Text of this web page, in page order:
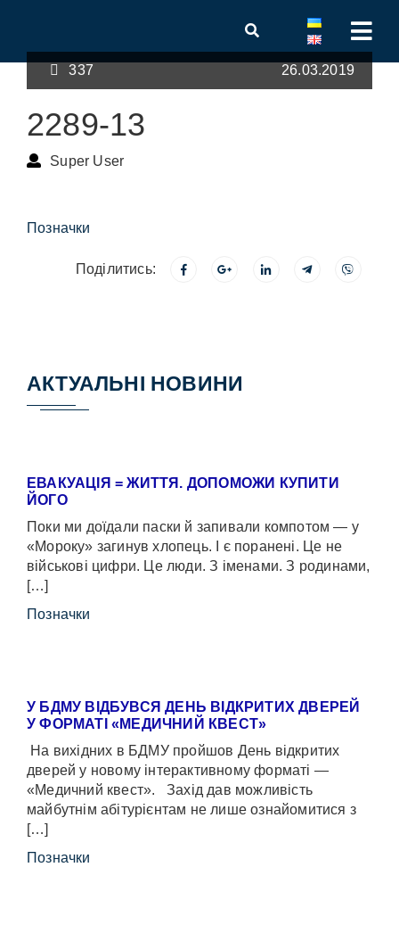
337 26.03.2019
2289-13
Super User
Позначки
Поділитись:
АКТУАЛЬНІ НОВИНИ
ЕВАКУАЦІЯ = ЖИТТЯ. ДОПОМОЖИ КУПИТИ
ЙОГО
Поки ми доїдали паски й запивали компотом — у
«Мороку» загинув хлопець. І є поранені. Це не
військові цифри. Це люди. З іменами. З родинами,
[…]
Позначки
У БДМУ ВІДБУВСЯ ДЕНЬ ВІДКРИТИХ ДВЕРЕЙ
У ФОРМАТІ «МЕДИЧНИЙ КВЕСТ»
На вихідних в БДМУ пройшов День відкритих
дверей у новому інтерактивному форматі —
«Медичний квест». Захід дав можливість
майбутнім абітурієнтам не лише ознайомитися з
[…]
Позначки